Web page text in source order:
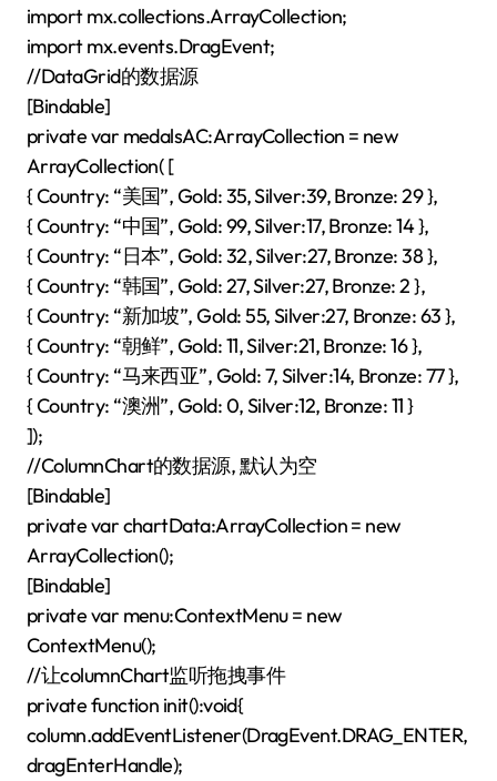
import mx.collections.ArrayCollection;
import mx.events.DragEvent;
//DataGrid的数据源
[Bindable]
private var medalsAC:ArrayCollection = new
ArrayCollection( [
{ Country: “美国”, Gold: 35, Silver:39, Bronze: 29 },
{ Country: “中国”, Gold: 99, Silver:17, Bronze: 14 },
{ Country: “日本”, Gold: 32, Silver:27, Bronze: 38 },
{ Country: “韩国”, Gold: 27, Silver:27, Bronze: 2 },
{ Country: “新加坡”, Gold: 55, Silver:27, Bronze: 63 },
{ Country: “朝鲜”, Gold: 11, Silver:21, Bronze: 16 },
{ Country: “马来西亚”, Gold: 7, Silver:14, Bronze: 77 },
{ Country: “澳洲”, Gold: 0, Silver:12, Bronze: 11 }
]);
//ColumnChart的数据源, 默认为空
[Bindable]
private var chartData:ArrayCollection = new
ArrayCollection();
[Bindable]
private var menu:ContextMenu = new
ContextMenu();
//让columnChart监听拖拽事件
private function init():void{
column.addEventListener(DragEvent.DRAG_ENTER,
dragEnterHandle);